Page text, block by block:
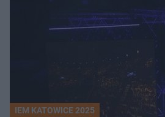
IEM KATOWICE 2025